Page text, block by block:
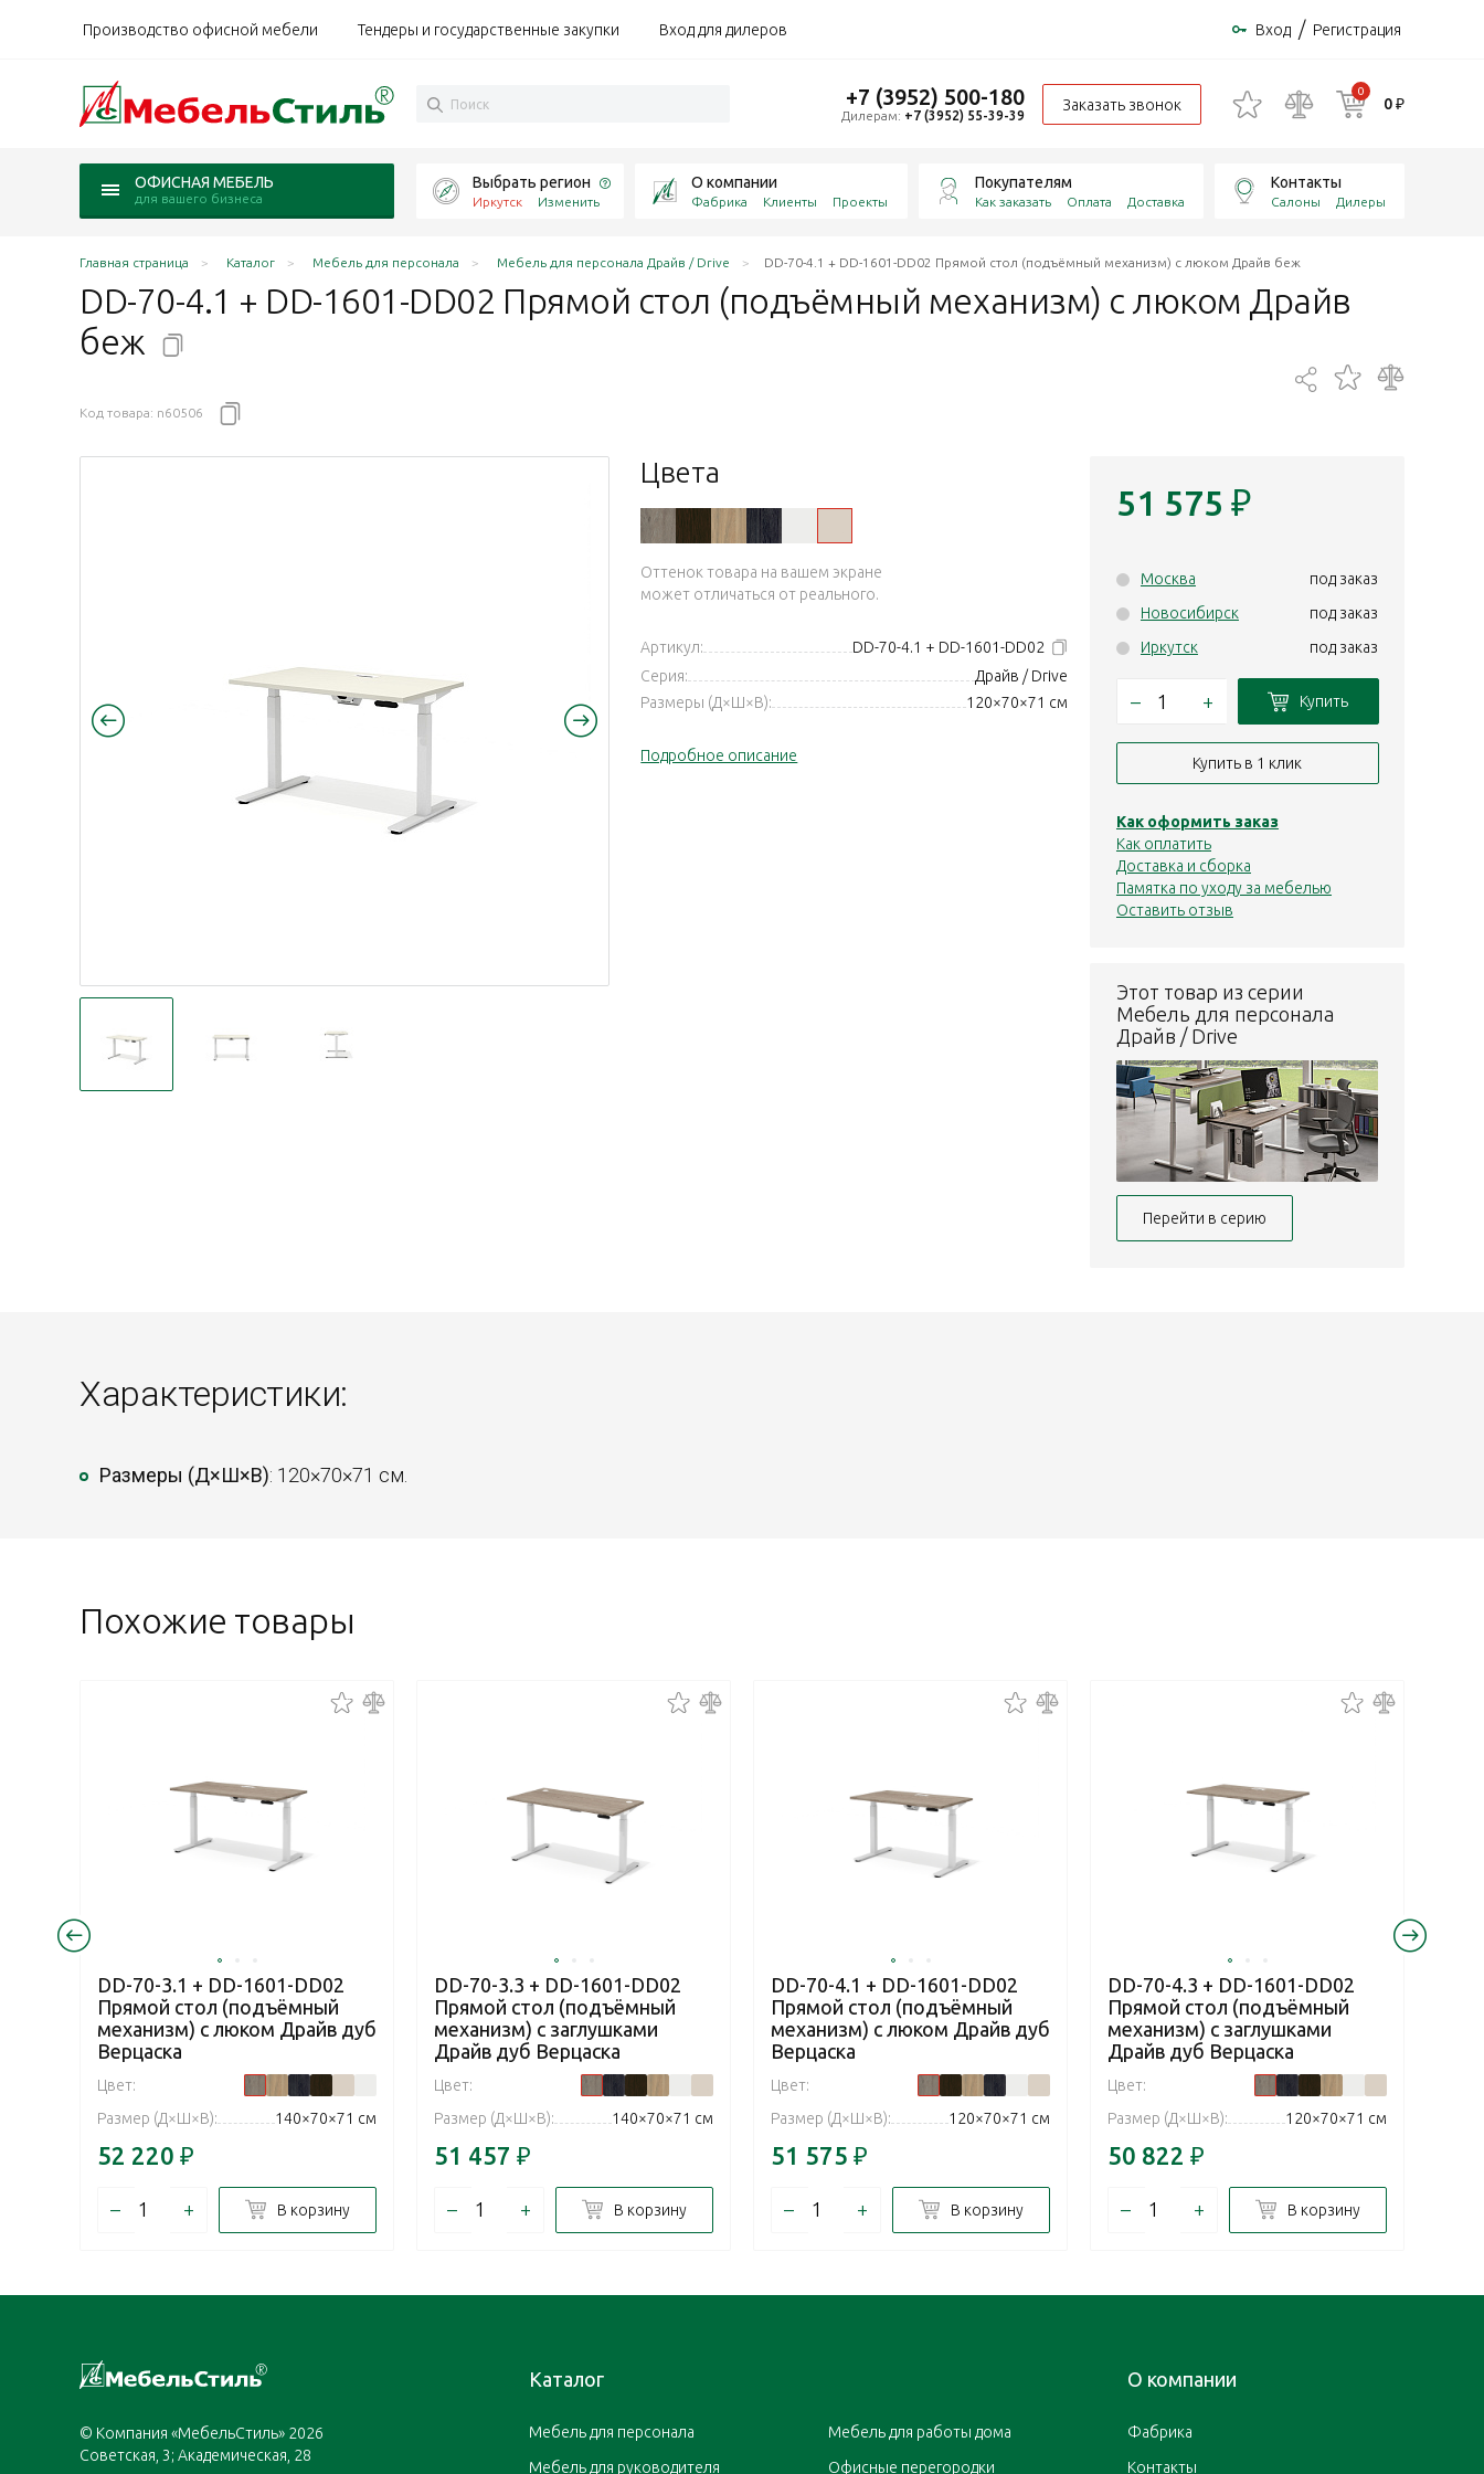
Производство офисной мебели Тендеры и государственные закупки Вход для дилеров Вход / Регистрация
+7 (3952) 500-180
Дилерам: +7 (3952) 55-39-39
Заказать звонок
0
0 ₽
ОФИСНАЯ МЕБЕЛЬ
для вашего бизнеса
Выбрать регион
Иркутск Изменить
О компании
Фабрика Клиенты Проекты
Покупателям
Как заказать Оплата Доставка
Контакты
Салоны Дилеры
Главная страница Каталог Мебель для персонала Мебель для персонала Драйв / Drive DD-70-4.1 + DD-1601-DD02 Прямой стол (подъёмный механизм) с люком Драйв беж
DD-70-4.1 + DD-1601-DD02 Прямой стол (подъёмный механизм) с люком Драйв
беж
Код товара: n60506
Цвета
Оттенок товара на вашем экране
может отличаться от реального.
Артикул:
DD-70-4.1 + DD-1601-DD02
Серия:
Драйв / Drive
Размеры (Д×Ш×В):
120×70×71 см
Подробное описание
51 575 ₽
Москва
под заказ
Новосибирск
под заказ
Иркутск
под заказ
– + Купить
Купить в 1 клик
Как оформить заказ
Как оплатить
Доставка и сборка
Памятка по уходу за мебелью
Оставить отзыв
Этот товар из серии
Мебель для персонала
Драйв / Drive
Перейти в серию
Характеристики:
Размеры (Д×Ш×В): 120×70×71 см.
Похожие товары
DD-70-3.1 + DD-1601-DD02
Прямой стол (подъёмный
механизм) с люком Драйв дуб
Верцаска
Цвет:
Размер (Д×Ш×В):
140×70×71 см
52 220 ₽
– + В корзину
DD-70-3.3 + DD-1601-DD02
Прямой стол (подъёмный
механизм) с заглушками
Драйв дуб Верцаска
Цвет:
Размер (Д×Ш×В):
140×70×71 см
51 457 ₽
– + В корзину
DD-70-4.1 + DD-1601-DD02
Прямой стол (подъёмный
механизм) с люком Драйв дуб
Верцаска
Цвет:
Размер (Д×Ш×В):
120×70×71 см
51 575 ₽
– + В корзину
DD-70-4.3 + DD-1601-DD02
Прямой стол (подъёмный
механизм) с заглушками
Драйв дуб Верцаска
Цвет:
Размер (Д×Ш×В):
120×70×71 см
50 822 ₽
– + В корзину
© Компания «МебельСтиль» 2026
Советская, 3; Академическая, 28
Каталог
Мебель для персонала
Мебель для руководителя
Мебель для работы дома
Офисные перегородки
О компании
Фабрика
Контакты